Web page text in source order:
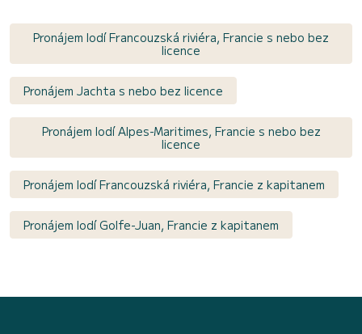
Pronájem lodí Francouzská riviéra, Francie s nebo bez
licence
Pronájem Jachta s nebo bez licence
Pronájem lodí Alpes-Maritimes, Francie s nebo bez
licence
Pronájem lodí Francouzská riviéra, Francie z kapitanem
Pronájem lodí Golfe-Juan, Francie z kapitanem